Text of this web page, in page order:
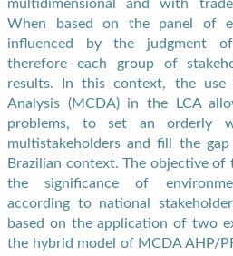
multidimensional and with
When based on the panel of
influenced by the judgment
therefore each group of
results. In this context, the use
Analysis (MCDA) in the LCA
problems, to set an orderly
multistakeholders and fill the
Brazilian context. The objective
the significance of
according to national
based on the application of two
the hybrid model of MCDA AHP/